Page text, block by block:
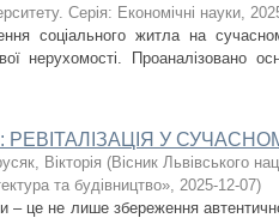
Серія: Економічні науки,
соціального житла на
нерухомості. Проаналізовано
У
Вікторія (Вісник Львівського
та будівництво», 2025-12-07)
– це не лише збереження